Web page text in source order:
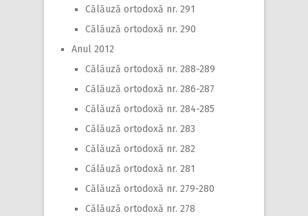
Călăuză ortodoxă nr. 291
Călăuză ortodoxă nr. 290
Anul 2012
Călăuză ortodoxă nr. 288-289
Călăuză ortodoxă nr. 286-287
Călăuză ortodoxă nr. 284-285
Călăuză ortodoxă nr. 283
Călăuză ortodoxă nr. 282
Călăuză ortodoxă nr. 281
Călăuză ortodoxă nr. 279-280
Călăuză ortodoxă nr. 278